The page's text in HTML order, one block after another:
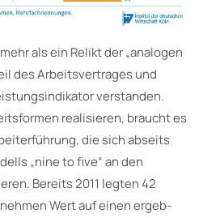
als ein Relikt der „analogen
des Arbeitsvertrages und
verstanden.
realisieren, braucht es
die sich abseits
„nine to five“ an den
Bereits 2011 legten 42
Wert auf einen ergeb­